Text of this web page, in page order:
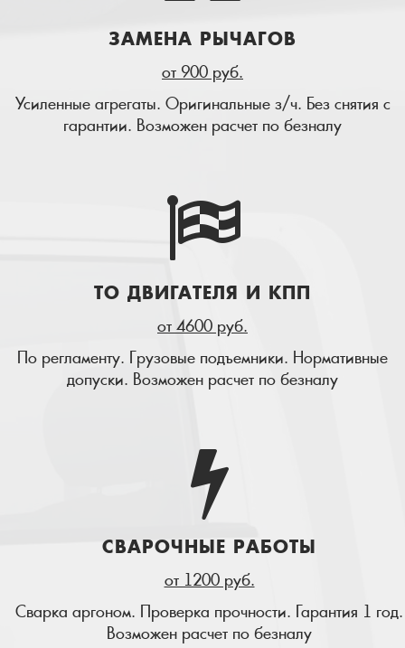
ЗАМЕНА РЫЧАГОВ
от 900 руб.
Усиленные агрегаты. Оригинальные з/ч. Без снятия с
гарантии. Возможен расчет по безналу
ТО ДВИГАТЕЛЯ И КПП
от 4600 руб.
По регламенту. Грузовые подъемники. Нормативные
допуски. Возможен расчет по безналу
СВАРОЧНЫЕ РАБОТЫ
от 1200 руб.
Сварка аргоном. Проверка прочности. Гарантия 1 год.
Возможен расчет по безналу